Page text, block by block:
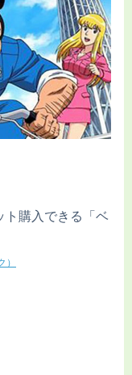
ト購入できる「ベ